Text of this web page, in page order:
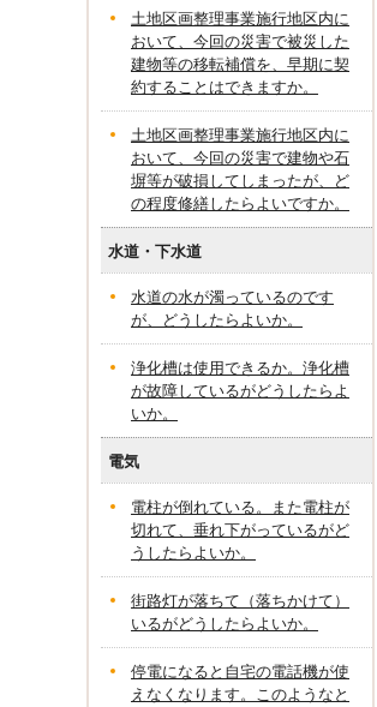
土地区画整理事業施行地区内に
おいて、今回の災害で被災した
建物等の移転補償を、早期に契
約することはできますか。
土地区画整理事業施行地区内に
おいて、今回の災害で建物や石
塀等が破損してしまったが、ど
の程度修繕したらよいですか。
水道・下水道
水道の水が濁っているのです
が、どうしたらよいか。
浄化槽は使用できるか。浄化槽
が故障しているがどうしたらよ
いか。
電気
電柱が倒れている。また電柱が
切れて、垂れ下がっているがど
うしたらよいか。
街路灯が落ちて（落ちかけて）
いるがどうしたらよいか。
停電になると自宅の電話機が使
えなくなります。このようなと